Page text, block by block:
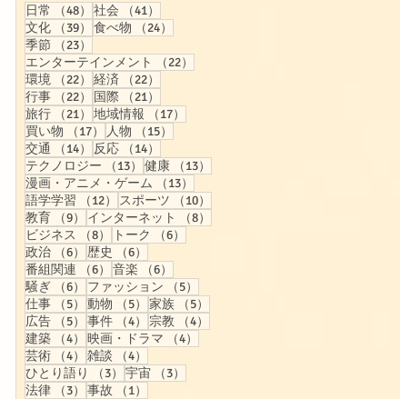
日常 （48） 48件の記事
社会 （41）
文化
（39） 39件の記事
食べ物 （24）
季節
（23）
エンターテインメント
（22）
環境
（22） 22件の記事
経済 （22）
行事
（22） 22件の記事
国際 （21）
旅行
（21） 21件の記事
地域情報 （17）
買い物
（17） 17件の記事
人物 （15）
交通
（14） 14件の記事
反応 （14）
テクノロジー
（13） 13件の記事
健康 （13）
漫画・アニメ・ゲーム
（13）
語学学習
（12） 12件の記事
スポーツ （10）
教育
（9） 9件の記事
インターネット （8）
ビジネス
（8） 8件の記事
トーク （6）
政治
（6） 6件の記事
歴史 （6）
番組関連
（6） 6件の記事
音楽 （6）
騒ぎ
（6） 6件の記事
ファッション （5）
仕事
（5） 5件の記事
動物 （5） 5件の記事
家族 （5）
広告
（5） 5件の記事
事件 （4） 4件の記事
宗教 （4）
建築
（4） 4件の記事
映画・ドラマ （4）
芸術
（4） 4件の記事
雑談 （4）
ひとり語り
（3） 3件の記事
宇宙 （3）
法律
（3） 3件の記事
事故 （1）